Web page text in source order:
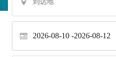
2026-08-10 2026-08-12